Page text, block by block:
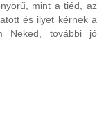
mint a tiéd, az
és ilyet kérnek a
Neked, további jó